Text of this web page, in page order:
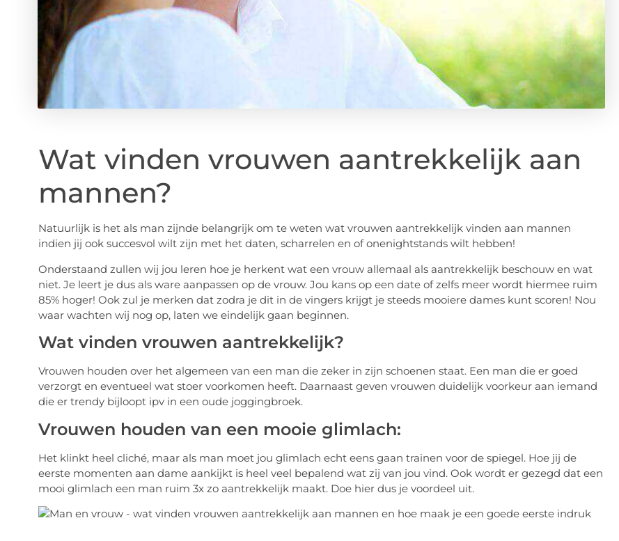
Wat vinden vrouwen aantrekkelijk aan
mannen?
Natuurlijk is het als man zijnde belangrijk om te weten wat vrouwen aantrekkelijk vinden aan mannen
indien jij ook succesvol wilt zijn met het daten, scharrelen en of onenightstands wilt hebben!
Onderstaand zullen wij jou leren hoe je herkent wat een vrouw allemaal als aantrekkelijk beschouw en wat
niet. Je leert je dus als ware aanpassen op de vrouw. Jou kans op een date of zelfs meer wordt hiermee ruim
85% hoger! Ook zul je merken dat zodra je dit in de vingers krijgt je steeds mooiere dames kunt scoren! Nou
waar wachten wij nog op, laten we eindelijk gaan beginnen.
Wat vinden vrouwen aantrekkelijk?
Vrouwen houden over het algemeen van een man die zeker in zijn schoenen staat. Een man die er goed
verzorgt en eventueel wat stoer voorkomen heeft. Daarnaast geven vrouwen duidelijk voorkeur aan iemand
die er trendy bijloopt ipv in een oude joggingbroek.
Vrouwen houden van een mooie glimlach:
Het klinkt heel cliché, maar als man moet jou glimlach echt eens gaan trainen voor de spiegel. Hoe jij de
eerste momenten aan dame aankijkt is heel veel bepalend wat zij van jou vind. Ook wordt er gezegd dat een
mooi glimlach een man ruim 3x zo aantrekkelijk maakt. Doe hier dus je voordeel uit.